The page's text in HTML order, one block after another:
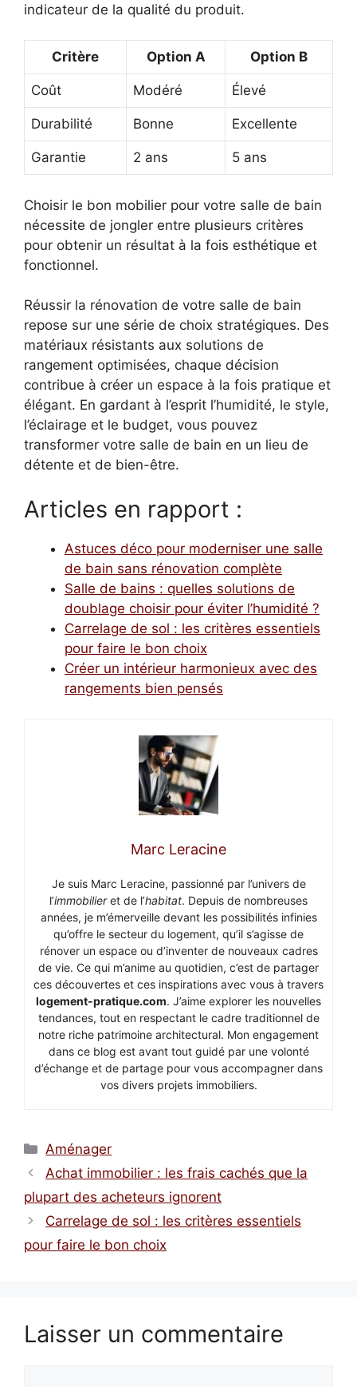
indicateur de la qualité du produit.
Critère Option A Option B
Coût Modéré Élevé
Durabilité Bonne Excellente
Garantie 2 ans 5 ans
Choisir le bon mobilier pour votre salle de bain
nécessite de jongler entre plusieurs critères
pour obtenir un résultat à la fois esthétique et
fonctionnel.
Réussir la rénovation de votre salle de bain
repose sur une série de choix stratégiques. Des
matériaux résistants aux solutions de
rangement optimisées, chaque décision
contribue à créer un espace à la fois pratique et
élégant. En gardant à l’esprit l’humidité, le style,
l’éclairage et le budget, vous pouvez
transformer votre salle de bain en un lieu de
détente et de bien-être.
Articles en rapport :
Astuces déco pour moderniser une salle
de bain sans rénovation complète
Salle de bains : quelles solutions de
doublage choisir pour éviter l’humidité ?
Carrelage de sol : les critères essentiels
pour faire le bon choix
Créer un intérieur harmonieux avec des
rangements bien pensés
Marc Leracine
Je suis Marc Leracine, passionné par l’univers de
l’immobilieret de l’habitat. Depuis de nombreuses
années, je m’émerveille devant les possibilités infinies
qu’offre le secteur du logement, qu’il s’agisse de
rénover un espace ou d’inventer de nouveaux cadres
de vie. Ce qui m’anime au quotidien, c’est de partager
ces découvertes et ces inspirations avec vous à travers
logement-pratique.com. J’aime explorer les nouvelles
tendances, tout en respectant le cadre traditionnel de
notre riche patrimoine architectural. Mon engagement
dans ce blog est avant tout guidé par une volonté
d’échange et de partage pour vous accompagner dans
vos divers projets immobiliers.
Catégories
Aménager
Achat immobilier : les frais cachés que la
plupart des acheteurs ignorent
Carrelage de sol : les critères essentiels
pour faire le bon choix
Laisser un commentaire